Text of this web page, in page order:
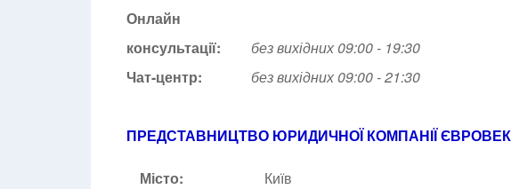
Онлайн
консультації:
без вихідних 09:00 - 19:30
Чат-центр:
без вихідних 09:00 - 21:30
ПРЕДСТАВНИЦТВО ЮРИДИЧНОЇ КОМПАНІЇ
Місто:
Київ